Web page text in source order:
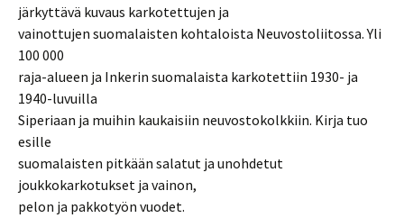
järkyttävä kuvaus karkotettujen ja
vainottujen suomalaisten kohtaloista Neuvostoliitossa. Yli
100 000
raja-alueen ja Inkerin suomalaista karkotettiin 1930- ja
1940-luvuilla
Siperiaan ja muihin kaukaisiin neuvostokolkkiin. Kirja tuo
esille
suomalaisten pitkään salatut ja unohdetut
joukkokarkotukset ja vainon,
pelon ja pakkotyön vuodet.